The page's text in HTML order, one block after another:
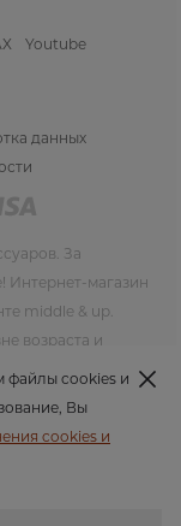
файлы cookies и
Вы
cookies и
Youtube
данных
За
Интернет-магазин
middle & up.
возраста и
и стиль
от
и стиль в своем
женственность